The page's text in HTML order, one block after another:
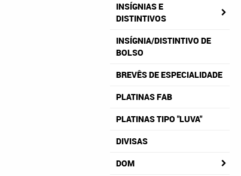
INSÍGNIAS E
DISTINTIVOS
INSÍGNIA/DISTINTIVO DE
BOLSO
BREVÊS DE ESPECIALIDADE
PLATINAS FAB
PLATINAS TIPO "LUVA"
DIVISAS
DOM